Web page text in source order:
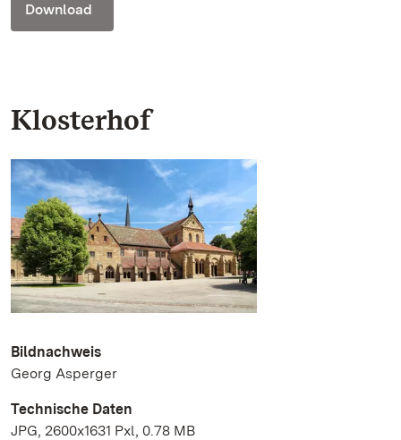
Download
Klosterhof
Bildnachweis
Georg Asperger
Technische Daten
JPG, 2600x1631 Pxl, 0.78 MB